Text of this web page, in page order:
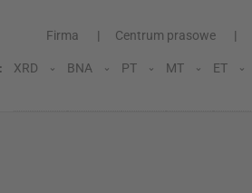
Firma Centrum prasowe
XRD BNA PT MT ET